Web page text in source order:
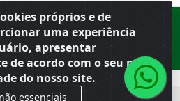
próprios e de
uma experiência
apresentar
de acordo com o seu perfil
do nosso site.
essenciais
Rural Porto Ferreira ·BR
· CEP
91